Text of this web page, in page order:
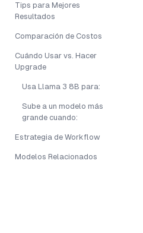
Tips para Mejores
Resultados
Comparación de Costos
Cuándo Usar vs. Hacer
Upgrade
Usa Llama 3 8B para:
Sube a un modelo más
grande cuando:
Estrategia de Workflow
Modelos Relacionados